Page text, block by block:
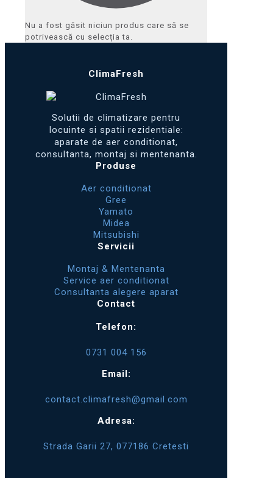
Nu a fost găsit niciun produs care să se
potrivească cu selecția ta.
ClimaFresh
Solutii de climatizare pentru
locuinte si spatii rezidentiale:
aparate de aer conditionat,
consultanta, montaj si mentenanta.
Produse
Aer conditionat
Gree
Yamato
Midea
Mitsubishi
Servicii
Montaj & Mentenanta
Service aer conditionat
Consultanta alegere aparat
Contact
Telefon:
0731 004 156
Email:
contact.climafresh@gmail.com
Adresa:
Strada Garii 27, 077186 Cretesti